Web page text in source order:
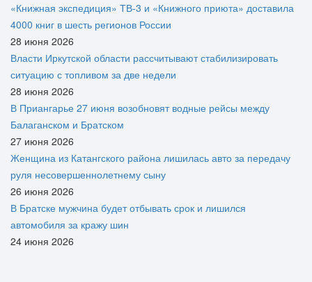
«Книжная экспедиция» ТВ-3 и «Книжного приюта» доставила
4000 книг в шесть регионов России
28 июня 2026
Власти Иркутской области рассчитывают стабилизировать
ситуацию с топливом за две недели
28 июня 2026
В Приангарье 27 июня возобновят водные рейсы между
Балаганском и Братском
27 июня 2026
Женщина из Катангского района лишилась авто за передачу
руля несовершеннолетнему сыну
26 июня 2026
В Братске мужчина будет отбывать срок и лишился
автомобиля за кражу шин
24 июня 2026